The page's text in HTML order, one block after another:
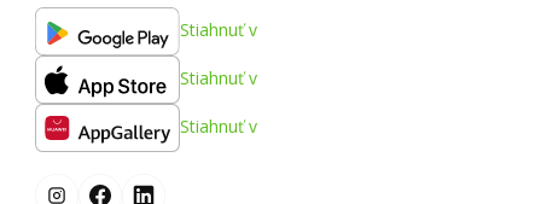
Stiahnuť v
Stiahnuť v
Stiahnuť v